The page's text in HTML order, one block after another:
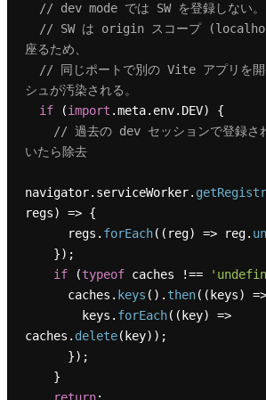
// dev mode では SW を登録しない。
// SW は origin スコープ
座るため、
// 同じポートで別の Vite アプリを開
シュが汚染される。
if (import .meta. env. DEV) {
// 過去の dev セッションで登録さ
いたら除去
navigator. serviceWorker.
regs) => {
      regs.
forEach( ( reg) => reg.
if (typeof caches !==
      caches.
keys (). then( ( keys) =>
        keys.
forEach( ( key) =>
caches. delete(key));